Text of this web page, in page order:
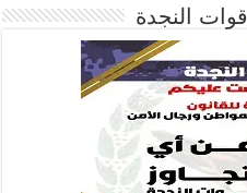
النجدة